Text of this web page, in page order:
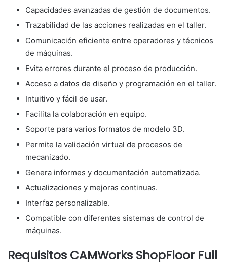
Capacidades avanzadas de gestión de documentos.
Trazabilidad de las acciones realizadas en el taller.
Comunicación eficiente entre operadores y técnicos
de máquinas.
Evita errores durante el proceso de producción.
Acceso a datos de diseño y programación en el taller.
Intuitivo y fácil de usar.
Facilita la colaboración en equipo.
Soporte para varios formatos de modelo 3D.
Permite la validación virtual de procesos de
mecanizado.
Genera informes y documentación automatizada.
Actualizaciones y mejoras continuas.
Interfaz personalizable.
Compatible con diferentes sistemas de control de
máquinas.
Requisitos CAMWorks ShopFloor Full